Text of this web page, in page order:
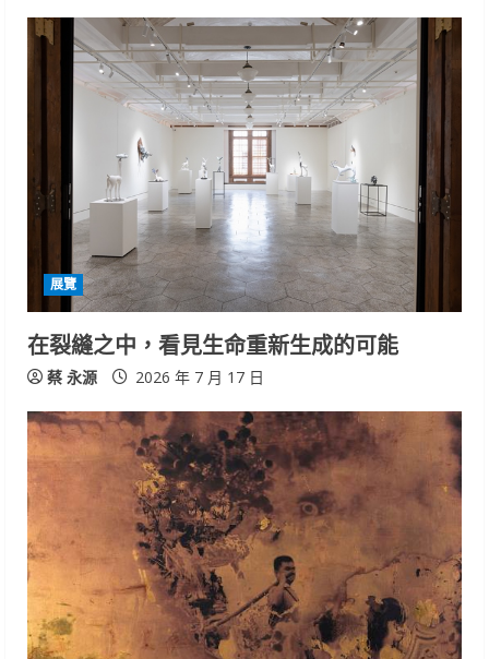
u
e
e
a
n
g
展覽
在裂縫之中，看見生命重新生成的可能
蔡 永源 2026 年 7 月 17 日